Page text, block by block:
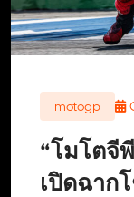
motogp
“โมโตจี
เปิดฉาก